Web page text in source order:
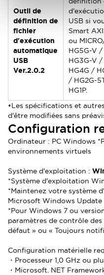
Outil de
définition de
fichier
d'exécution
automatique
USB
Ver.2.0.2
USB si
Smart
ou
HG5G-V
HG3G-V
HG4G /
/ HG2G-
HG1P.
•Les spécifications et
d'être modifiées sans
Configuration
Ordinateur : PC Windows
environnements virtuels
Système d'exploitation :
*Système d'exploitation
*Maintenez votre système
Microsoft Windows Update
*Pour Windows 7 ou
paramètres de contrôle
défaut » ou « Toujours
Configuration matérielle
・ Processeur 1,0 GHz ou
・ Microsoft. NET